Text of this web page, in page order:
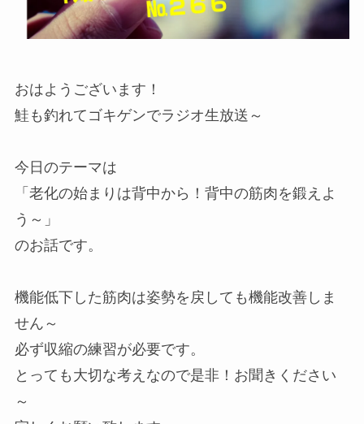
おはようございます！
鮭も釣れてゴキゲンでラジオ生放送～
今日のテーマは
「老化の始まりは背中から！背中の筋肉を鍛えよ
う～」
のお話です。
機能低下した筋肉は姿勢を戻しても機能改善しま
せん～
必ず収縮の練習が必要です。
とっても大切な考えなので是非！お聞きください
～